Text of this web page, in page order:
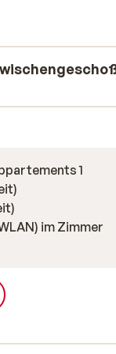
mit Sitzecke
ein
Sie sich von
Whirlpool
Sie
1
Zimmer